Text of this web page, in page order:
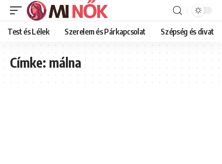
Test és Lélek Szerelem és Párkapcsolat Szépség és divat
Címke:málna